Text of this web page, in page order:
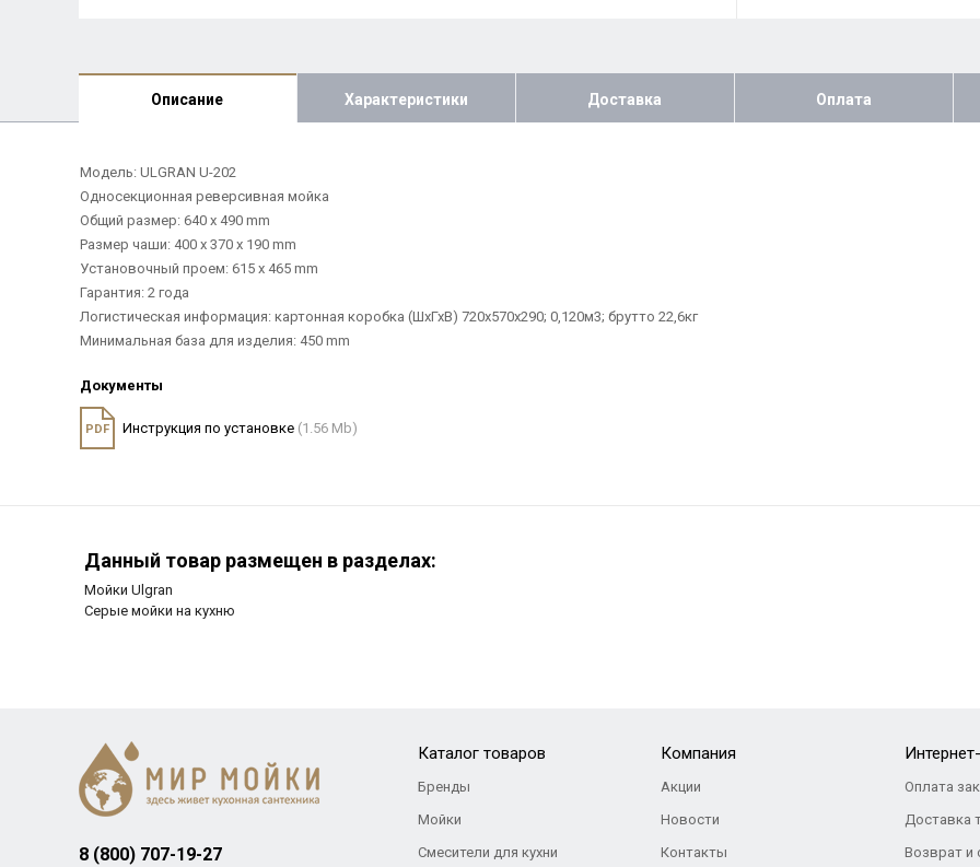
Описание Характеристики Доставка Оплата
Модель: ULGRAN U-202
Односекционная реверсивная мойка
Общий размер: 640 х 490 mm
Размер чаши: 400 х 370 х 190 mm
Установочный проем: 615 х 465 mm
Гарантия: 2 года
Логистическая информация: картонная коробка (ШхГхВ) 720х570х290; 0,120м3; брутто 22,6кг
Минимальная база для изделия: 450 mm
Документы
PDF Инструкция по установке (1.56 Mb)
Данный товар размещен в разделах:
Мойки Ulgran
Серые мойки на кухню
8 (800) 707-19-27
Каталог товаров
Бренды
Мойки
Смесители для кухни
Компания
Акции
Новости
Контакты
Оплата
Доставка
Возврат и